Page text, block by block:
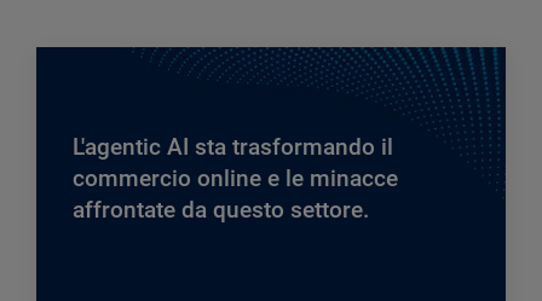
L'agentic AI sta trasformando il
commercio online e le minacce
affrontate da questo settore.